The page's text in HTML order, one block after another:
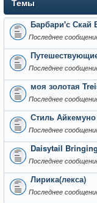
Барбари'с Скай
Последнее
Последнее
моя золотая
Последнее
Стиль
Последнее
Daisytail
Последнее
Лирика(лекса)
Последнее